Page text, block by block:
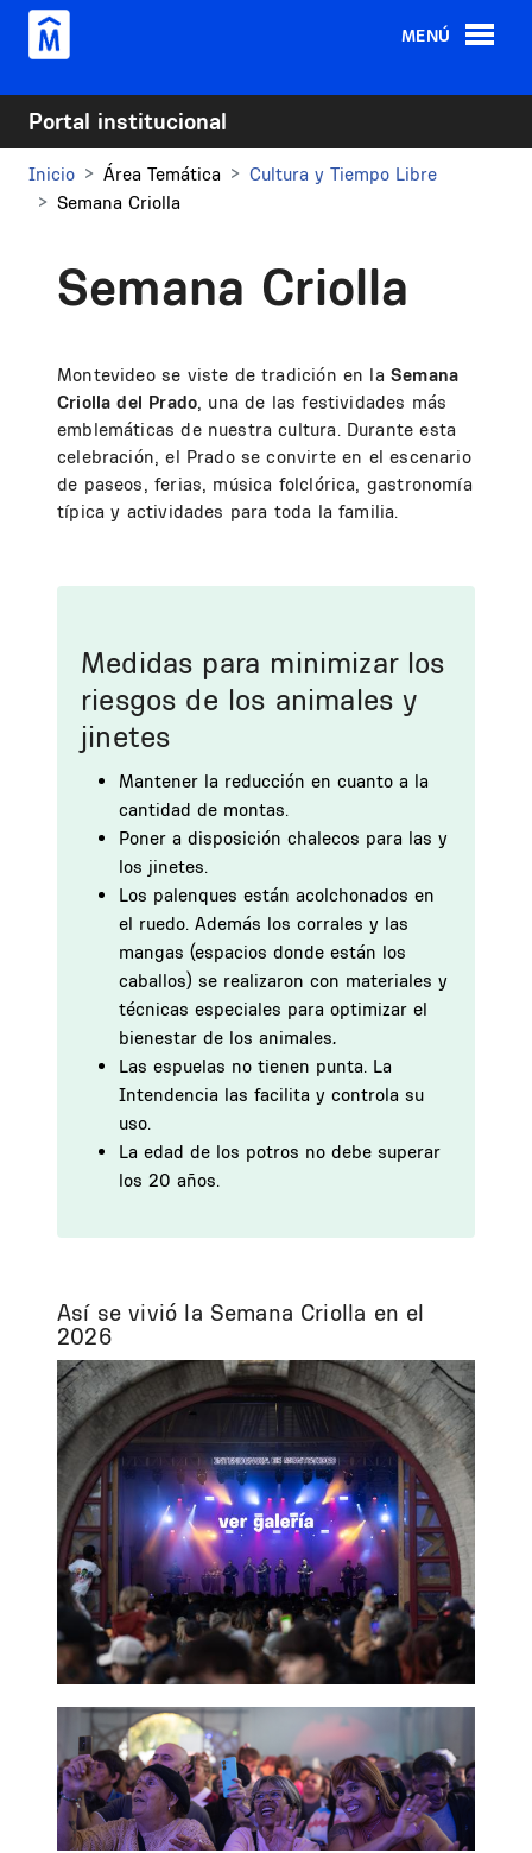
Pasar al contenido principal
MENÚ
Portal institucional
Inicio Área Temática
Cultura y Tiempo Libre
Semana Criolla
Semana Criolla
Montevideo se viste de tradición en laSemana
Criolla del Prado, una de las festividades más
emblemáticas de nuestra cultura. Durante esta
celebración, el Prado se convirte en el escenario
de paseos, ferias, música folclórica, gastronomía
típica y actividades para toda la familia.
Medidas para minimizar los
riesgos de los animales y
jinetes
Mantener la reducción en cuanto a la
cantidad de montas.
Poner a disposición chalecos para las y
los jinetes.
Los palenques están acolchonados en
el ruedo. Además los corrales y las
mangas (espacios donde están los
caballos) se realizaron con materiales y
técnicas especiales para optimizar el
bienestar de los animales.
Las espuelas no tienen punta. La
Intendencia las facilita y controla su
uso.
La edad de los potros no debe superar
los 20 años.
Así se vivió la Semana Criolla en el
2026